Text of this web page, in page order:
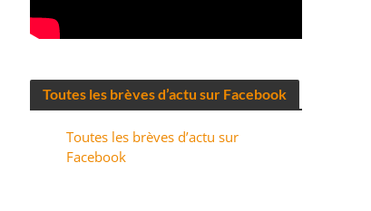
Toutes les brèves d’actu sur Facebook
Toutes les brèves d’actu sur
Facebook